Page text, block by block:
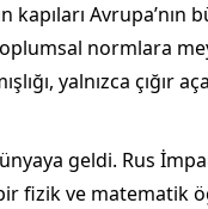
Avrupa’nın
normlara
yalnızca çığır
geldi. Rus
fizik ve matematik